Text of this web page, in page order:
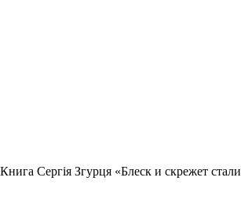
Сергія Згурця «Блеск и скрежет